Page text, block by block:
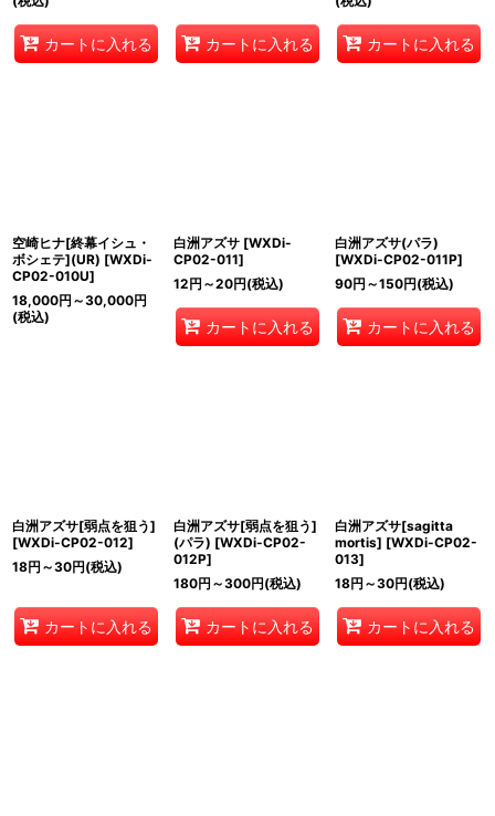
カートに入れる カートに入れる カートに入れる
空崎ヒナ[終幕イシュ・
ボシェテ](UR) [WXDi-
CP02-010U]
18,000円 ～30,000円
(税込)
白洲アズサ [WXDi-
CP02-011]
12円 ～20円(税込)
カートに入れる
白洲アズサ(パラ)
[WXDi-CP02-011P]
90円 ～150円(税込)
カートに入れる
白洲アズサ[弱点を狙う]
[WXDi-CP02-012]
18円 ～30円(税込)
カートに入れる
白洲アズサ[弱点を狙う]
(パラ) [WXDi-CP02-
012P]
180円 ～300円(税込)
カートに入れる
白洲アズサ[sagitta
mortis] [WXDi-CP02-
013]
18円 ～30円(税込)
カートに入れる